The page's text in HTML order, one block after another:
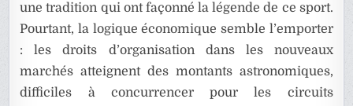
une tradition qui ont façonné la légende de ce sport.
Pourtant, la logique économique semble l’emporter
: les droits d’organisation dans les nouveaux
marchés atteignent des montants astronomiques,
difficiles à concurrencer pour les circuits